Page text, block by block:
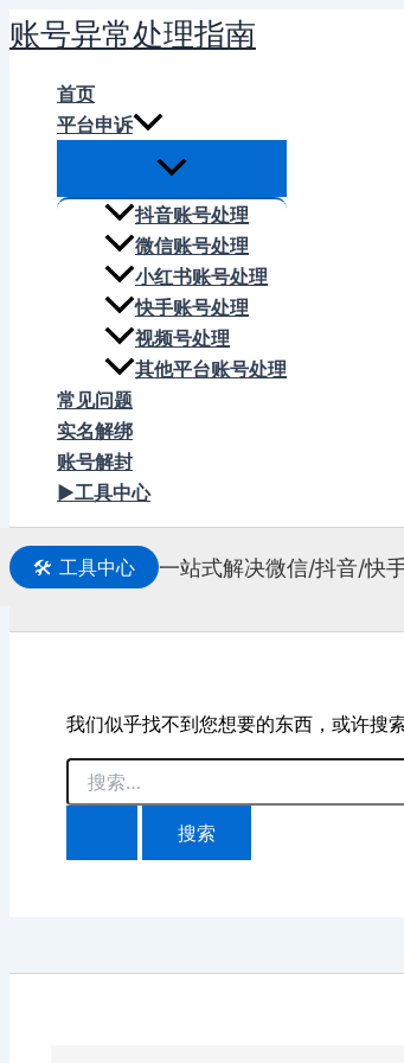
跳
至
账号异常处理指南
首页
平台申诉
抖音账号处理
微信账号处理
小红书账号处理
快手账号处理
视频号处理
其他平台账号处理
常见问题
实名解绑
账号解封
▶工具中心
🛠️ 工具中心 一站式解决微信/抖音/快
我们似乎找不到您想要的东西，或许搜索
搜
索：